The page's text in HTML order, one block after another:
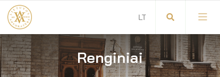
Visuotinis advokatų susirinkimas
Renginiai